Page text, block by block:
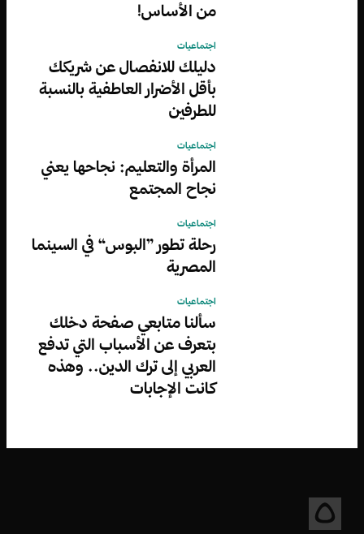
من الأساس!
اجتماعيات
دليلك للانفصال عن شريكك
بأقل الأضرار العاطفية بالنسبة
للطرفين
اجتماعيات
المرأة والتعليم: نجاحها يعني
نجاح المجتمع
اجتماعيات
رحلة تطور ”البوس“ في السينما
المصرية
اجتماعيات
سألنا متابعي صفحة دخلك
بتعرف عن الأسباب التي تدفع
العربي إلى ترك الدين.. وهذه
كانت الإجابات